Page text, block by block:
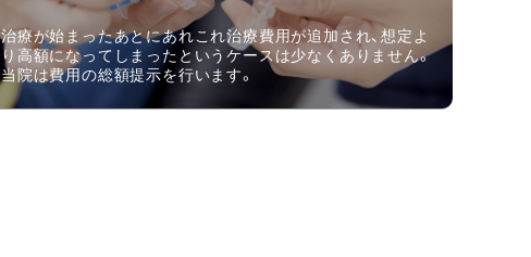
治療が始まったあとにあれこれ治療費用が追加され、想定よ
り高額になってしまったというケースは少なくありません。
当院は費用の総額提示を行います。